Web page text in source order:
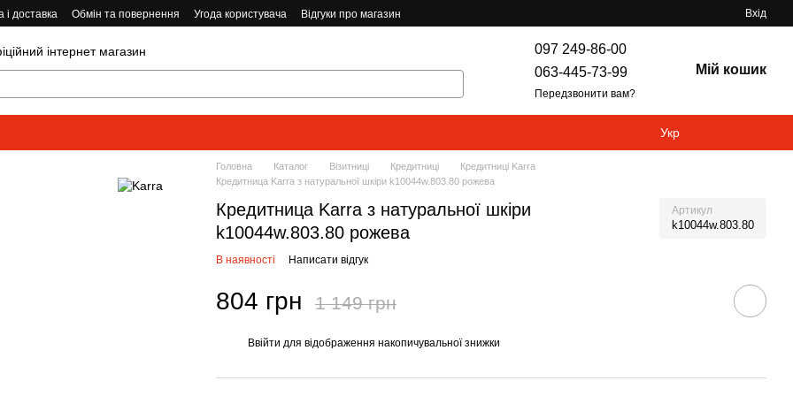
і доставка Обмін та повернення Угода користувача Відгуки про магазин Вхід
інтернет магазин
097 249-86-00
063-445-73-99
Передзвонити вам?
Мій кошик
Укр
Головна Каталог Візитниці Кредитниці
Кредитниці Karra
Кредитница Karra з натуральної шкіри k10044w.803.80 рожева
Кредитница Karra з натуральної шкіри
k10044w.803.80 рожева
Артикул
k10044w.803.80
В наявності Написати відгук
804 грн 1 149 грн
Ввійти для відображення накопичувальної знижки